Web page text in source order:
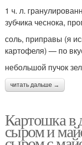
1 ч. л.
зубчика чеснока,
соль, приправы (я
картофеля) — по
небольшой пучок
читать дальше →
Картошка в
сыром и